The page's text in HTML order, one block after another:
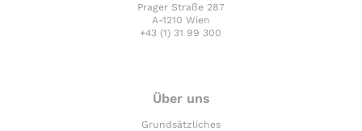
Prager Straße 287
A-1210 Wien
+43 (1) 31 99 300
Über uns
Grundsätzliches